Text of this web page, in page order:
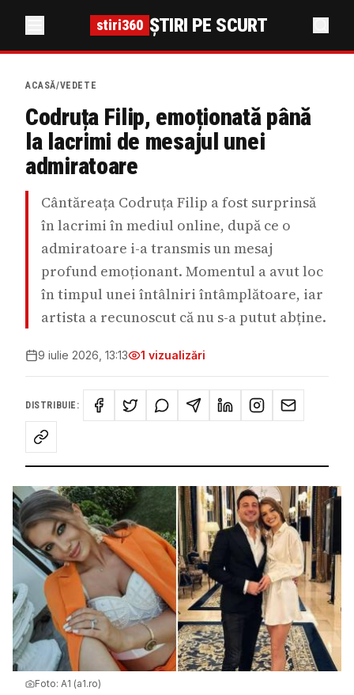
stiri360 ȘTIRI PE SCURT
ACASĂ/VEDETE
Codruța Filip, emoționată până
la lacrimi de mesajul unei
admiratoare
Cântăreața Codruța Filip a fost surprinsă
în lacrimi în mediul online, după ce o
admiratoare i-a transmis un mesaj
profund emoționant. Momentul a avut loc
în timpul unei întâlniri întâmplătoare, iar
artista a recunoscut că nu s-a putut abține.
9 iulie 2026, 13:13 1 vizualizări
DISTRIBUIE:
Foto: A1 (a1.ro)